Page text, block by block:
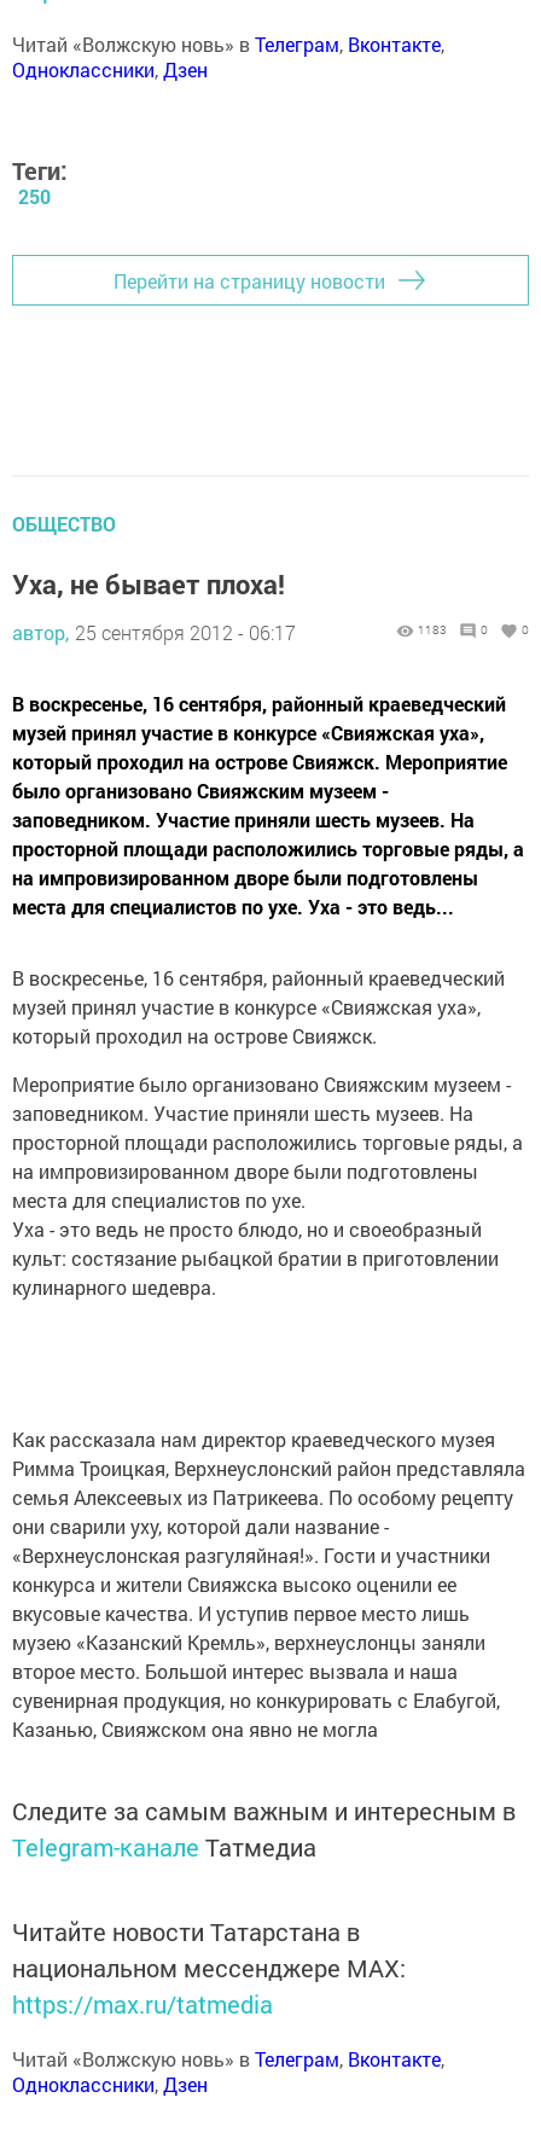
Читай «Волжскую новь» вТелеграм, Вконтакте,
Одноклассники,Дзен
Теги:
250
Перейти на страницу новости
ОБЩЕСТВО
Уха, не бывает плоха!
автор, 25 сентября 2012 - 06:17 1183 0 0
В воскресенье, 16 сентября, районный краеведческий
музей принял участие в конкурсе «Свияжская уха»,
который проходил на острове Свияжск. Мероприятие
было организовано Свияжским музеем -
заповедником. Участие приняли шесть музеев. На
просторной площади расположились торговые ряды, а
на импровизированном дворе были подготовлены
места для специалистов по ухе. Уха - это ведь...
В воскресенье, 16 сентября, районный краеведческий
музей принял участие в конкурсе «Свияжская уха»,
который проходил на острове Свияжск.
Мероприятие было организовано Свияжским музеем -
заповедником. Участие приняли шесть музеев. На
просторной площади расположились торговые ряды, а
на импровизированном дворе были подготовлены
места для специалистов по ухе.
Уха - это ведь не просто блюдо, но и своеобразный
культ: состязание рыбацкой братии в приготовлении
кулинарного шедевра.
Как рассказала нам директор краеведческого музея
Римма Троицкая, Верхнеуслонский район представляла
семья Алексеевых из Патрикеева. По особому рецепту
они сварили уху, которой дали название -
«Верхнеуслонская разгуляйная!». Гости и участники
конкурса и жители Свияжска высоко оценили ее
вкусовые качества. И уступив первое место лишь
музею «Казанский Кремль», верхнеуслонцы заняли
второе место. Большой интерес вызвала и наша
сувенирная продукция, но конкурировать с Елабугой,
Казанью, Свияжском она явно не могла
Следите за самым важным и интересным в
Telegram-канале Татмедиа
Читайте новости Татарстана в
национальном мессенджере MАХ:
https://max.ru/tatmedia
Читай «Волжскую новь» вТелеграм, Вконтакте,
Одноклассники,Дзен